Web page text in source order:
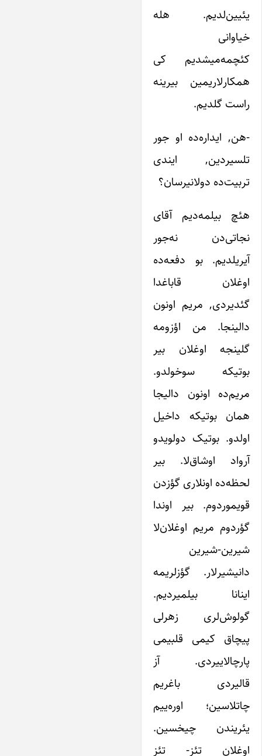
یئیین‌لدیم. هله
خیاوانی
کئچمه‌میشدیم کی
همکارلاریمین بیرینه
راست گلدیم.
-هن, ایداره‌ده او جور
تلسیردین, ایندی
تربیت‌ده دولانیرسان؟
هئچ بیلمه‌دیم آقای
نجاتی‌دن نه‌جور
آیریلدیم. بو دفعه‌ده
اوغلان قاباغدا
گئدیردی, مریم اونون
دالینجا. من اؤزومه
گلینجه اوغلان بیر
بوتیکه سوخولدو.
مریم‌ده اونون دالیجا
همان بوتیکه داخیل
اولدو. بوتیک دولویدو
آرواد اوشاق‌لا. بیر
لحظه‌ده اونلاری گؤزدن
قویموردوم. بیر اوندا
گؤردوم مریم اوغلان‌لا
شیرین-‌شیرین
دانیشیرلار. گؤزلریمه
اینانا بیلمیردیم.
گولوش‌لری زهرلی
پیچاق کیمی قلبیمی
پارچالاییردی. آز
قالیردی باغریم
چاتلاسین؛ اوره‌ییم
یئریندن چیخسین.
اوغلان تئز- تئز